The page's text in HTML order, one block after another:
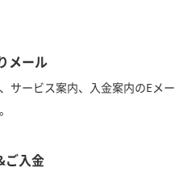
メール
サービス案内、入金案内のEメー
ご入金